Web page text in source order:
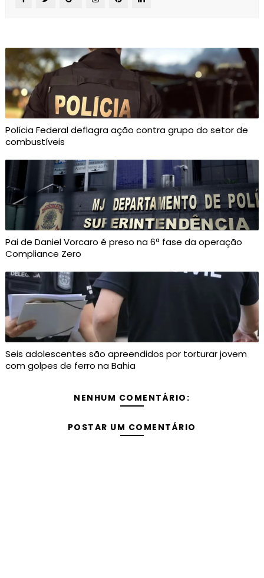
Polícia Federal deflagra ação contra grupo do setor de
combustíveis
Pai de Daniel Vorcaro é preso na 6ª fase da operação
Compliance Zero
Seis adolescentes são apreendidos por torturar jovem
com golpes de ferro na Bahia
NENHUM COMENTÁRIO:
POSTAR UM COMENTÁRIO